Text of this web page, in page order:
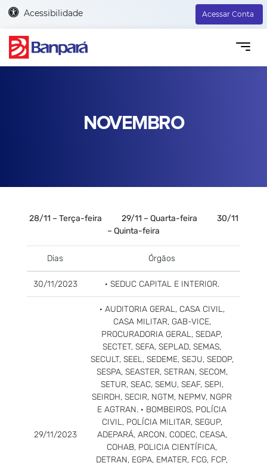
Acessibilidade Acessar Conta
NOVEMBRO
28/11 – Terça-feira 29/11 – Quarta-feira 30/11
– Quinta-feira
Dias Órgãos
30/11/2023 · SEDUC CAPITAL E INTERIOR.
29/11/2023
· AUDITORIA GERAL, CASA CIVIL,
CASA MILITAR, GAB-VICE,
PROCURADORIA GERAL, SEDAP,
SECTET, SEFA, SEPLAD, SEMAS,
SECULT, SEEL, SEDEME, SEJU, SEDOP,
SESPA, SEASTER, SETRAN, SECOM,
SETUR, SEAC, SEMU, SEAF, SEPI,
SEIRDH, SECIR, NGTM, NEPMV, NGPR
E AGTRAN. · BOMBEIROS, POLÍCIA
CIVIL, POLÍCIA MILITAR, SEGUP,
ADEPARÁ, ARCON, CODEC, CEASA,
COHAB, POLICIA CIENTÍFICA,
DETRAN, EGPA, EMATER, FCG, FCP,